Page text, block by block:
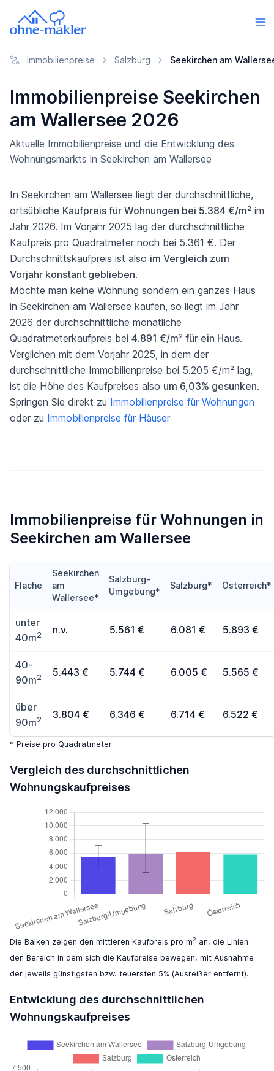
Immobilienpreise Salzburg Seekirchen am
Immobilienpreise Seekirchen
am Wallersee 2026
Aktuelle Immobilienpreise und die Entwicklung des
Wohnungsmarkts in Seekirchen am Wallersee
In Seekirchen am Wallersee liegt der durchschnittliche,
ortsübliche Kaufpreis für Wohnungen bei 5.384 €/m² im
Jahr 2026. Im Vorjahr 2025 lag der durchschnittliche
Kaufpreis pro Quadratmeter noch bei 5.361 €. Der
Durchschnittskaufpreis ist also im Vergleich zum
Vorjahr konstant geblieben.
Möchte man keine Wohnung sondern ein ganzes Haus
in Seekirchen am Wallersee kaufen, so liegt im Jahr
2026 der durchschnittliche monatliche
Quadratmeterkaufpreis bei 4.891 €/m² für ein Haus.
Verglichen mit dem Vorjahr 2025, in dem der
durchschnittliche Immobilienpreise bei 5.205 €/m² lag,
ist die Höhe des Kaufpreises also um 6,03% gesunken.
Springen Sie direkt zu Immobilienpreise für Wohnungen
oder zu Immobilienpreise für Häuser
Immobilienpreise für Wohnungen in
Seekirchen am Wallersee
Fläche
Seekirchen
am
Wallersee*
Salzburg-
Umgebung*
Salzburg* Österreich*
unter
40m2 n.v. 5.561 € 6.081 € 5.893 €
40-
90m2 5.443 € 5.744 € 6.005 € 5.565 €
über
90m2 3.804 € 6.346 € 6.714 € 6.522 €
* Preise pro Quadratmeter
Vergleich des durchschnittlichen
Wohnungskaufpreises
Die Balken zeigen den mittleren Kaufpreis pro m2 an, die Linien
den Bereich in dem sich die Kaufpreise bewegen, mit Ausnahme
der jeweils günstigsten bzw. teuersten 5% (Ausreißer entfernt).
Entwicklung des durchschnittlichen
Wohnungskaufpreises